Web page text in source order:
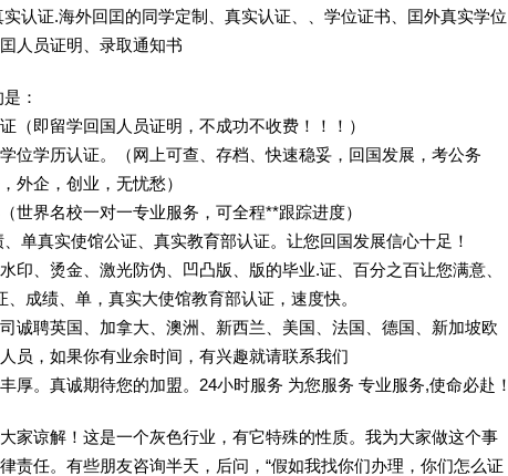
认证.海外回囯的同学定制、真实认证、、学位证书、囯外真实学位
人员证明、录取通知书
：
（即留学回国人员证明，不成功不收费！！！）
位学历认证。（网上可查、存档、快速稳妥，回国发展，考公务
外企，创业，无忧愁）
世界名校一对一专业服务，可全程**跟踪进度）
单真实使馆公证、真实教育部认证。让您回国发展信心十足！
印、烫金、激光防伪、凹凸版、版的毕业.证、百分之百让您满意、
、成绩、单，真实大使馆教育部认证，速度快。
诚聘英国、加拿大、澳洲、新西兰、美国、法国、德国、新加坡欧
员，如果你有业余时间，有兴趣就请联系我们
厚。真诚期待您的加盟。24小时服务 为您服务 专业服务,使命必赴！
家谅解！这是一个灰色行业，有它特殊的性质。我为大家做这个事
责任。有些朋友咨询半天，后问，“假如我找你们办理，你们怎么证